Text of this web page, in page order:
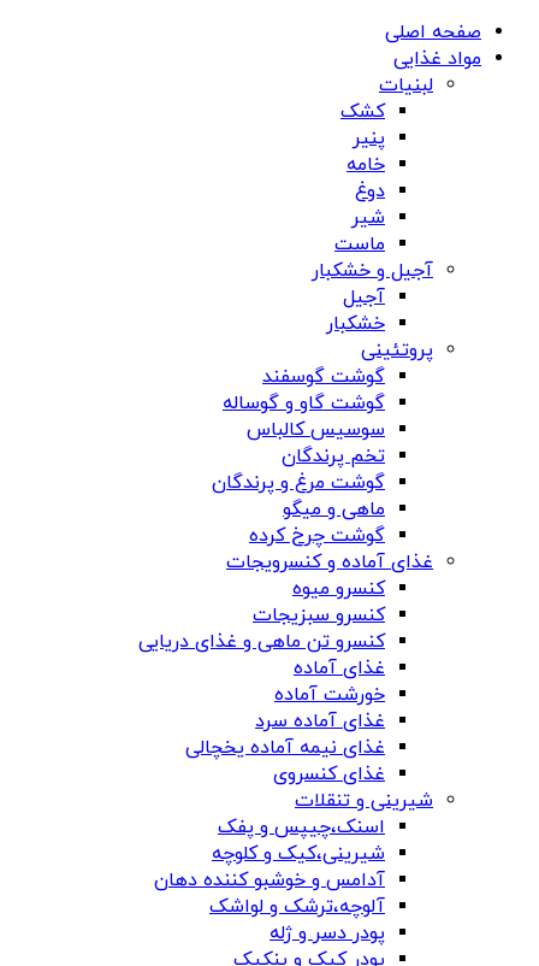
صفحه اصلی
مواد غذایی
لبنیات
کشک
پنیر
خامه
دوغ
شیر
ماست
آجیل و خشکبار
آجیل
خشکبار
پروتئینی
گوشت گوسفند
گوشت گاو و گوساله
سوسیس کالباس
تخم پرندگان
گوشت مرغ و پرندگان
ماهی و میگو
گوشت چرخ کرده
غذای آماده و کنسرویجات
کنسرو میوه
کنسرو سبزیجات
کنسرو تن ماهی و غذای دریایی
غذای آماده
خورشت آماده
غذای آماده سرد
غذای نیمه آماده یخچالی
غذای کنسروی
شیرینی و تنقلات
اسنک،چیپس و پفک
شیرینی،کیک و کلوچه
آدامس و خوشبو کننده دهان
آلوچه،ترشک و لواشک
پودر دسر و ژله
پودر کیک و پنکیک